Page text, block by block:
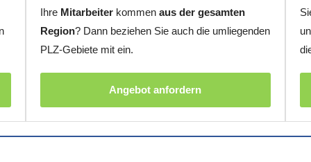
Ihre Mitarbeiter kommenaus der gesamten
Region? Dann beziehen Sie auch die umliegenden
PLZ-Gebiete mit ein.
Angebot anfordern